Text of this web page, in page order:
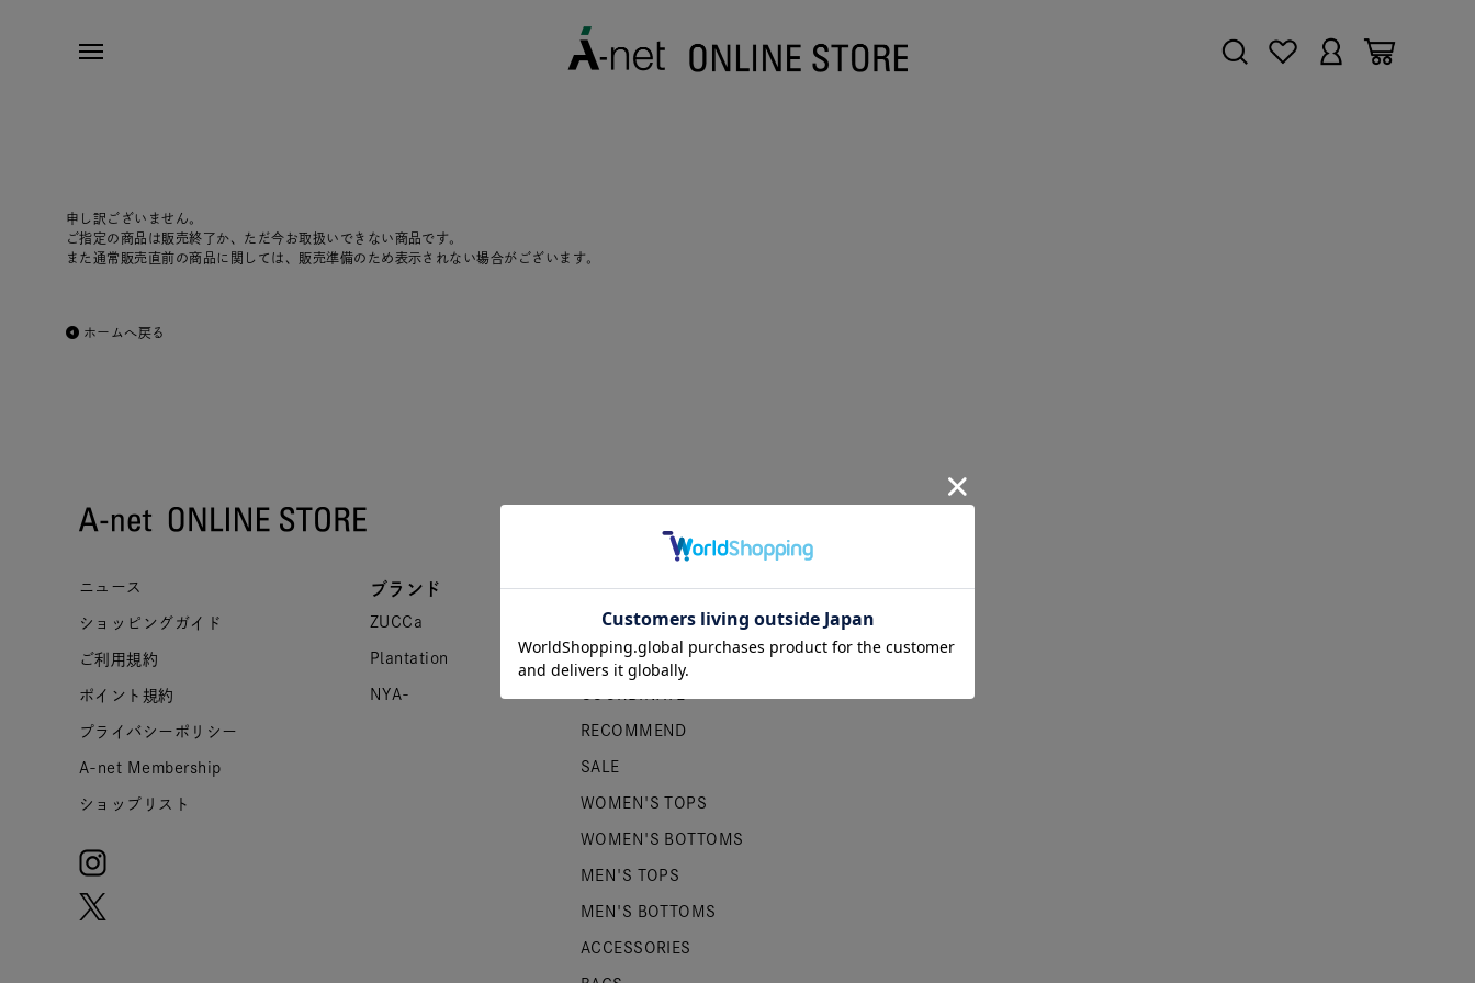
申し訳ございません。
ご指定の商品は販売終了か、ただ今お取扱いできない商品です。
また通常販売直前の商品に関しては、販売準備のため表示されない場合がございます。
ホームへ戻る
ニュース
ショッピングガイド
ご利用規約
ポイント規約
プライバシーポリシー
A-net Membership
ショップリスト
ブランド
ZUCCa
Plantation
NYA-
カテゴリー
NEW ITEMS
PRE ORDER
RECOMMEND
SALE
WOMEN'S TOPS
WOMEN'S BOTTOMS
MEN'S TOPS
MEN'S BOTTOMS
ACCESSORIES